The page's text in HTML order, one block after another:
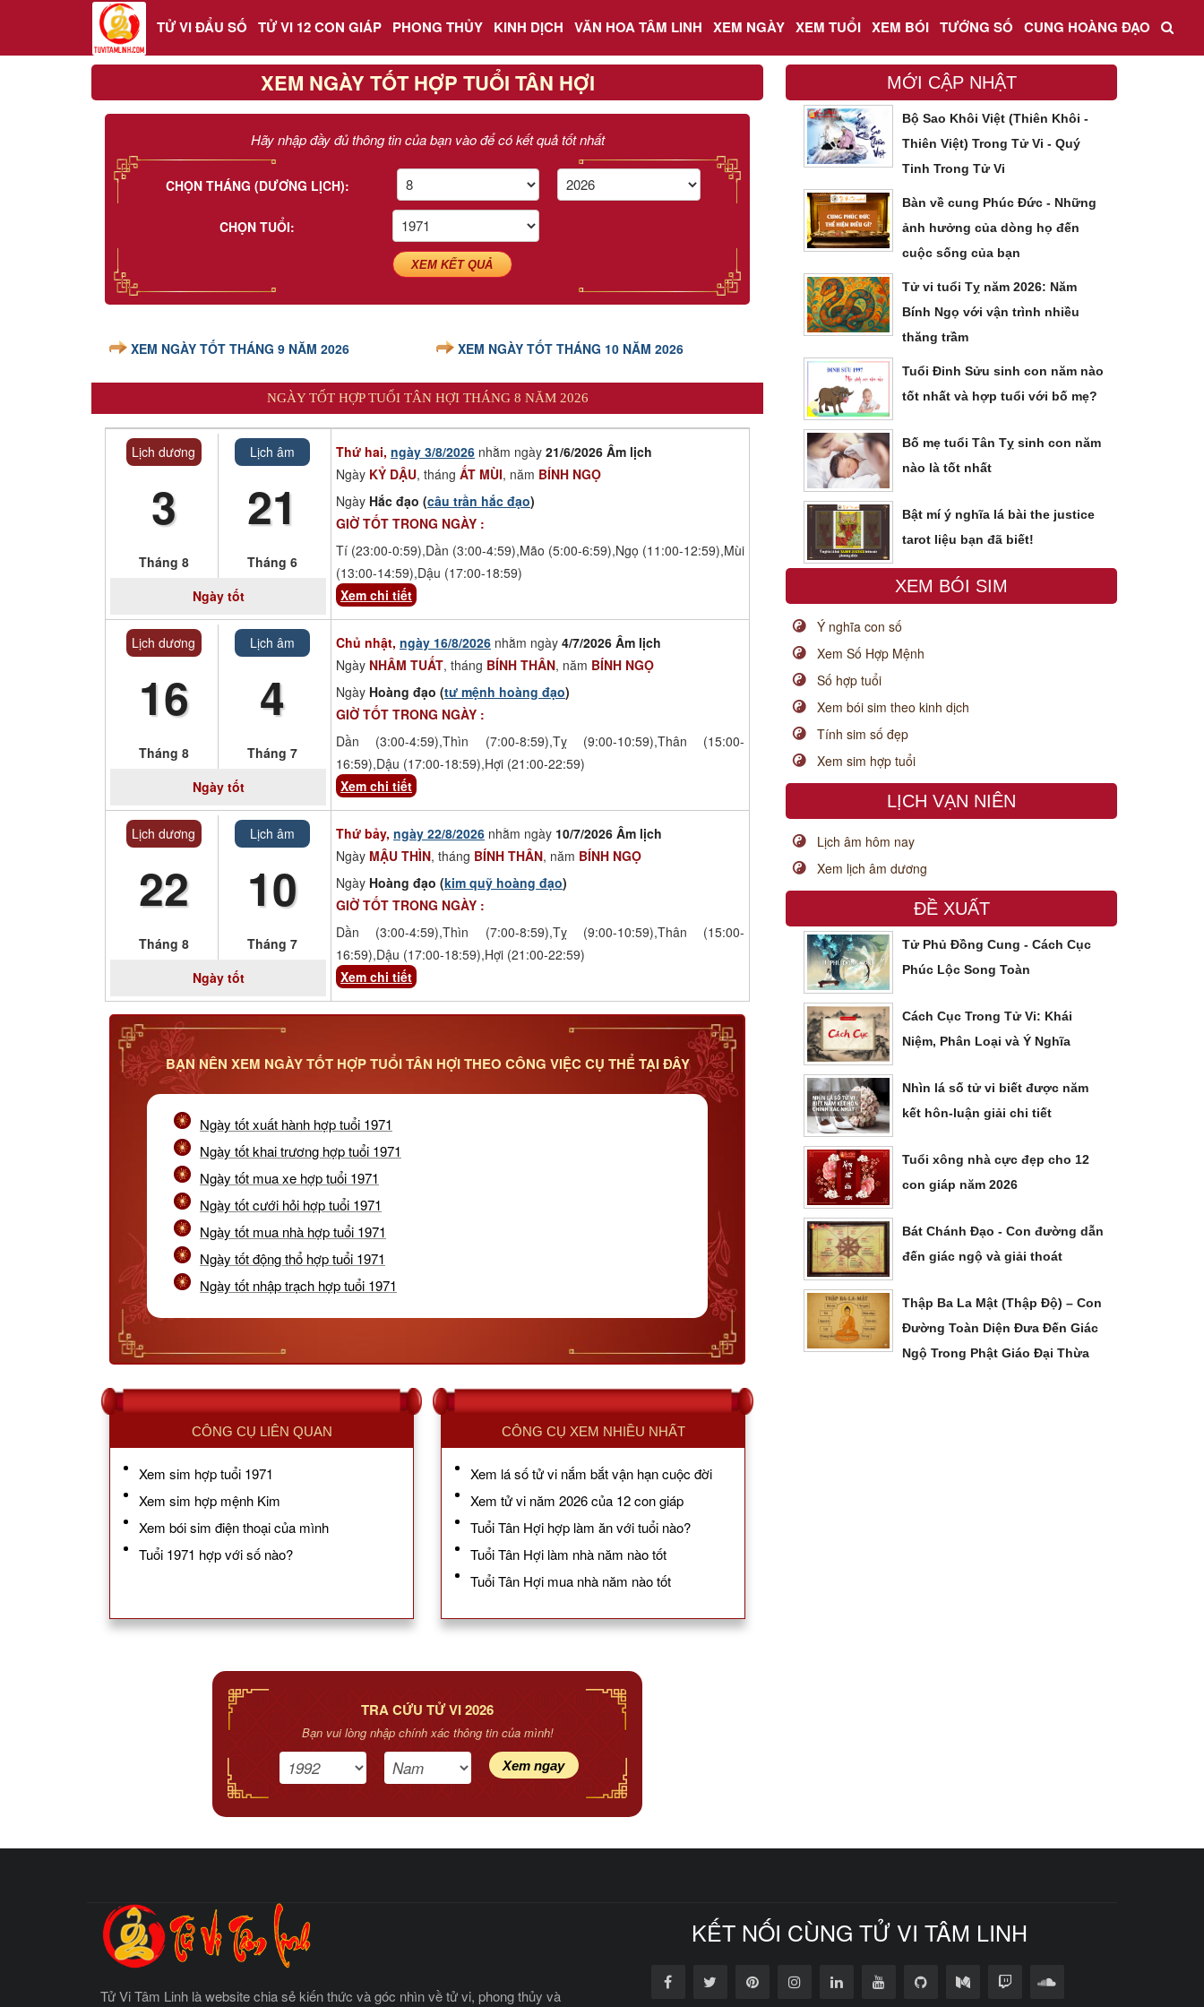
TỬ VI ĐẨU SỐ TỬ VI 12 CON GIÁP PHONG THỦY KINH DỊCH VĂN HOA TÂM LINH XEM NGÀY XEM TUỔI XEM BÓI TƯỚNG SỐ CUNG HOÀNG ĐẠO
Tử Vi 12 Con Giáp
XEM NGÀY TỐT HỢP TUỔI TÂN HỢI
Hãy nhập đầy đủ thông tin của bạn vào để có kết quả tốt nhất
CHỌN THÁNG (DƯƠNG LỊCH):
CHỌN TUỔI:
XEM KẾT QUẢ
XEM NGÀY TỐT THÁNG 9 NĂM 2026 XEM NGÀY TỐT THÁNG 10 NĂM 2026
NGÀY TỐT HỢP TUỔI TÂN HỢI THÁNG 8 NĂM 2026
Lịch dương
3
Tháng 8
Lịch âm
21
Tháng 6
Ngày tốt
Thứ hai, ngày 3/8/2026 nhằm ngày 21/6/2026 Âm lịch
Ngày KỶ DẬU, tháng ẤT MÙI, năm BÍNH NGỌ
Ngày Hắc đạo (câu trần hắc đạo)
GIỜ TỐT TRONG NGÀY :
Tí (23:00-0:59),Dần (3:00-4:59),Mão (5:00-6:59),Ngọ (11:00-12:59),Mùi
(13:00-14:59),Dậu (17:00-18:59)
Xem chi tiết
Lịch dương
16
Tháng 8
Lịch âm
4
Tháng 7
Ngày tốt
Chủ nhật, ngày 16/8/2026 nhằm ngày 4/7/2026 Âm lịch
Ngày NHÂM TUẤT, tháng BÍNH THÂN, năm BÍNH NGỌ
Ngày Hoàng đạo (tư mệnh hoàng đạo)
GIỜ TỐT TRONG NGÀY :
Dần (3:00-4:59),Thìn (7:00-8:59),Tỵ (9:00-10:59),Thân (15:00-
16:59),Dậu (17:00-18:59),Hợi (21:00-22:59)
Xem chi tiết
Lịch dương
22
Tháng 8
Lịch âm
10
Tháng 7
Ngày tốt
Thứ bảy, ngày 22/8/2026 nhằm ngày 10/7/2026 Âm lịch
Ngày MẬU THÌN, tháng BÍNH THÂN, năm BÍNH NGỌ
Ngày Hoàng đạo (kim quỹ hoàng đạo)
GIỜ TỐT TRONG NGÀY :
Dần (3:00-4:59),Thìn (7:00-8:59),Tỵ (9:00-10:59),Thân (15:00-
16:59),Dậu (17:00-18:59),Hợi (21:00-22:59)
Xem chi tiết
BẠN NÊN XEM NGÀY TỐT HỢP TUỔI TÂN HỢI THEO CÔNG VIỆC CỤ THỂ TẠI ĐÂY
Ngày tốt xuất hành hợp tuổi 1971
Ngày tốt khai trương hợp tuổi 1971
Ngày tốt mua xe hợp tuổi 1971
Ngày tốt cưới hỏi hợp tuổi 1971
Ngày tốt mua nhà hợp tuổi 1971
Ngày tốt động thổ hợp tuổi 1971
Ngày tốt nhập trạch hợp tuổi 1971
CÔNG CỤ LIÊN QUAN
Xem sim hợp tuổi 1971
Xem sim hợp mệnh Kim
Xem bói sim điện thoại của mình
Tuổi 1971 hợp với số nào?
CÔNG CỤ XEM NHIỀU NHẤT
Xem lá số tử vi nắm bắt vận hạn cuộc đời
Xem tử vi năm 2026 của 12 con giáp
Tuổi Tân Hợi hợp làm ăn với tuổi nào?
Tuổi Tân Hợi làm nhà năm nào tốt
Tuổi Tân Hợi mua nhà năm nào tốt
TRA CỨU TỬ VI 2026
Bạn vui lòng nhập chính xác thông tin của mình!
Xem ngay
MỚI CẬP NHẬT
Bộ Sao Khôi Việt (Thiên Khôi -
Thiên Việt) Trong Tử Vi - Quý
Tinh Trong Tử Vi
Bàn về cung Phúc Đức - Những
ảnh hưởng của dòng họ đến
cuộc sống của bạn
Tử vi tuổi Tỵ năm 2026: Năm
Bính Ngọ với vận trình nhiều
thăng trầm
Tuổi Đinh Sửu sinh con năm nào
tốt nhất và hợp tuổi với bố mẹ?
Bố mẹ tuổi Tân Tỵ sinh con năm
nào là tốt nhất
Bật mí ý nghĩa lá bài the justice
tarot liệu bạn đã biết!
XEM BÓI SIM
Ý nghĩa con số
Xem Số Hợp Mệnh
Số hợp tuổi
Xem bói sim theo kinh dịch
Tính sim số đẹp
Xem sim hợp tuổi
LỊCH VẠN NIÊN
Lịch âm hôm nay
Xem lịch âm dương
ĐỀ XUẤT
Tử Phủ Đồng Cung - Cách Cục
Phúc Lộc Song Toàn
Cách Cục Trong Tử Vi: Khái
Niệm, Phân Loại và Ý Nghĩa
Nhìn lá số tử vi biết được năm
kết hôn-luận giải chi tiết
Tuổi xông nhà cực đẹp cho 12
con giáp năm 2026
Bát Chánh Đạo - Con đường dẫn
đến giác ngộ và giải thoát
Thập Ba La Mật (Thập Độ) – Con
Đường Toàn Diện Đưa Đến Giác
Ngộ Trong Phật Giáo Đại Thừa
Tử Vi Tâm Linh là website chia sẻ kiến thức và góc nhìn về tử vi, phong thủy và
KẾT NỐI CÙNG TỬ VI TÂM LINH